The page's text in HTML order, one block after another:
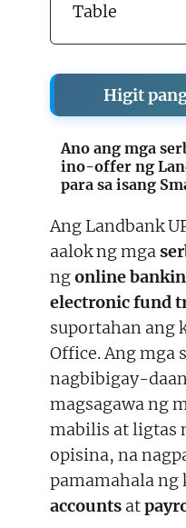
Table
Higit
Ano ang mga
ino-offer ng
para sa isang
Ang Landbank
aalok ng mga
ngonline
electronic fund
suportahan ang
Office. Ang mga
nagbibigay-
magsagawa ng
mabilis at ligtas
opisina, na
pamamahala ng
accounts at